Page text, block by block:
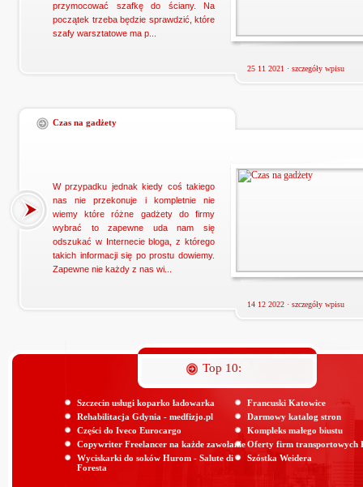
przymocować szafkę do ściany. Na
początek trzeba będzie sprawdzić, które
szafy warsztatowe ma p...
25 11 2021 · szczegóły wpisu
Czas na gadżety
W przypadku jednak kiedy coś takiego
nas nie przekonuje i kompletnie nie
wiemy które różne gadżety do firmy
wybrać to zapewne uda nam się
odszukać w Internecie bloga, z którego
takich informacji się po prostu dowiemy.
Zapewne nie każdy z nas wi...
14 12 2022 · szczegóły wpisu
Top 10:
Szczecin usługi koparko ładowarka
Rehabilitacja Gdynia - medfizjo.pl
Części do Iveco Eurocargo
Copywriter Freelancer na każde zawołanie
Wyciskarki do soków Hurom - Salute di
Foresta
Francuski Katowice
Darmowy katalog stron
Kompleks małego biustu
Oferty firm transportowych
Szóstka Weidera